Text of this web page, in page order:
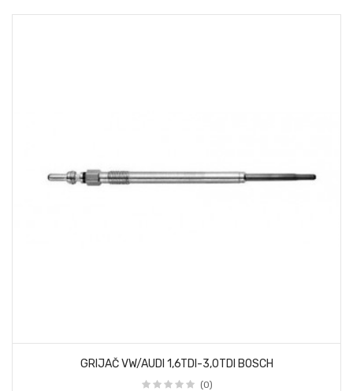
GRIJAČ VW/AUDI 1,6TDI-3,0TDI BOSCH
(0)